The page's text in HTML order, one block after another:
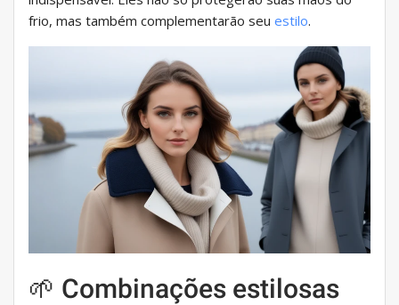
frio, mas também complementarão seu estilo.
🌱 Combinações estilosas